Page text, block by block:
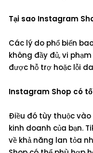
Tại sao Instagram
Các lý do phổ biến
không đầy đủ, vi
được hỗ trợ hoặc lỗi
Instagram Shop có
Điều đó tùy thuộc
kinh doanh của bạn.
về khả năng lan tỏa